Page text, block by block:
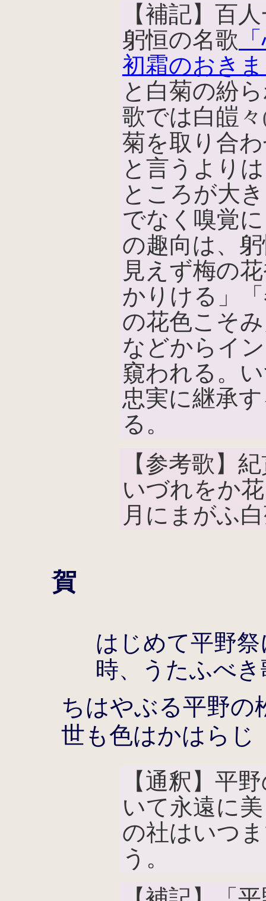
【補記】百
躬恒の名歌
初霜のおき
と白菊の紛
歌では白皚々
菊を取り合
と言うより
ところが大
でなく嗅覚
の趣向は、
見えず梅の
かりける」
の花色こそ
などからイ
窺われる。
忠実に継承
る。
【参考歌】
いづれをか
月にまがふ
賀
はじめて平野
時、うたふべ
ちはやぶる平野の
世も色はかはらじ
【通釈】平
いて永遠に
の社はいつ
う。